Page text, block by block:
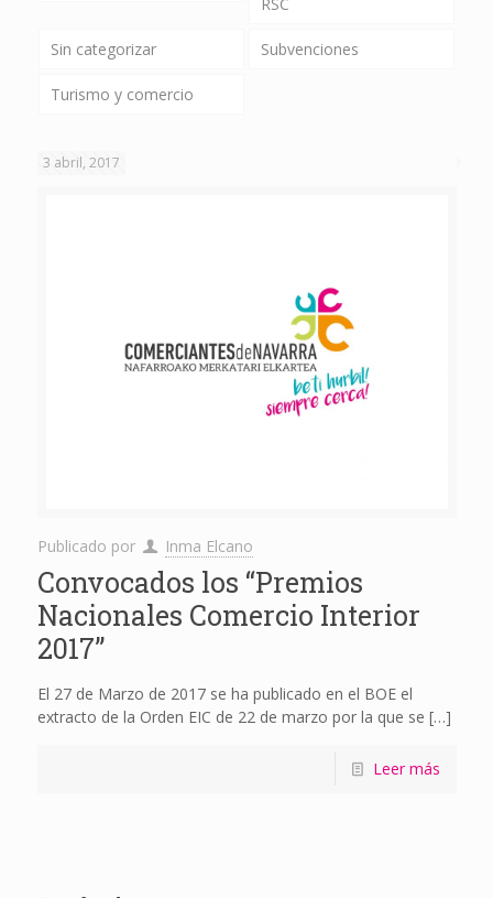
Sin categorizar Subvenciones
Turismo y comercio
3 abril, 2017
Publicado por Inma Elcano
Convocados los “Premios
Nacionales Comercio Interior
2017”
El 27 de Marzo de 2017 se ha publicado en el BOE el
extracto de la Orden EIC de 22 de marzo por la que se […]
Leer más